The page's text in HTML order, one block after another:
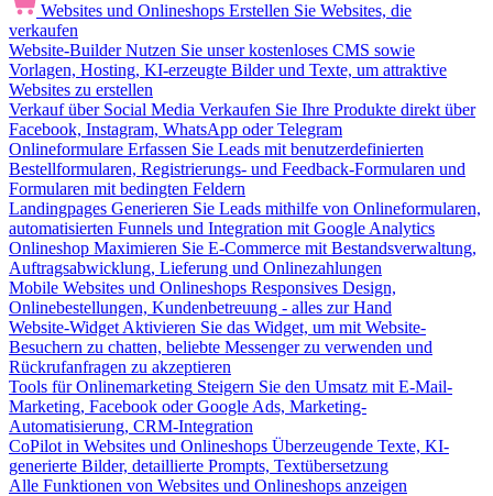
Websites und Onlineshops Erstellen Sie Websites, die
verkaufen
Website-Builder Nutzen Sie unser kostenloses CMS sowie
Vorlagen, Hosting, KI-erzeugte Bilder und Texte, um attraktive
Websites zu erstellen
Verkauf über Social Media Verkaufen Sie Ihre Produkte direkt über
Facebook, Instagram, WhatsApp oder Telegram
Onlineformulare Erfassen Sie Leads mit benutzerdefinierten
Bestellformularen, Registrierungs- und Feedback-Formularen und
Formularen mit bedingten Feldern
Landingpages Generieren Sie Leads mithilfe von Onlineformularen,
automatisierten Funnels und Integration mit Google Analytics
Onlineshop Maximieren Sie E-Commerce mit Bestandsverwaltung,
Auftragsabwicklung, Lieferung und Onlinezahlungen
Mobile Websites und Onlineshops Responsives Design,
Onlinebestellungen, Kundenbetreuung - alles zur Hand
Website-Widget Aktivieren Sie das Widget, um mit Website-
Besuchern zu chatten, beliebte Messenger zu verwenden und
Rückrufanfragen zu akzeptieren
Tools für Onlinemarketing Steigern Sie den Umsatz mit E-Mail-
Marketing, Facebook oder Google Ads, Marketing-
Automatisierung, CRM-Integration
CoPilot in Websites und Onlineshops Überzeugende Texte, KI-
generierte Bilder, detaillierte Prompts, Textübersetzung
Alle Funktionen von Websites und Onlineshops anzeigen